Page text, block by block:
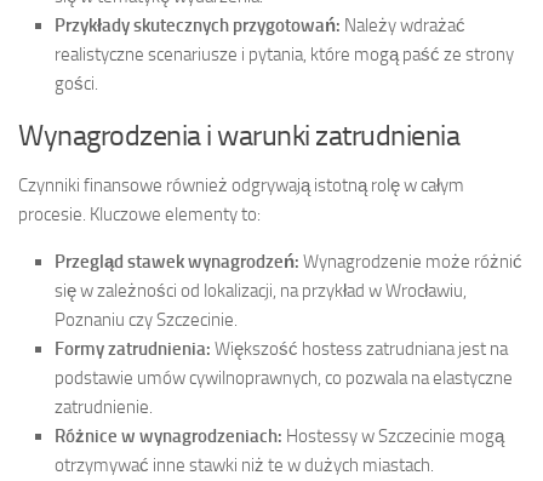
Przykłady skutecznych przygotowań: Należy wdrażać
realistyczne scenariusze i pytania, które mogą paść ze strony
gości.
Wynagrodzenia i warunki zatrudnienia
Czynniki finansowe również odgrywają istotną rolę w całym
procesie. Kluczowe elementy to:
Przegląd stawek wynagrodzeń: Wynagrodzenie może różnić
się w zależności od lokalizacji, na przykład w Wrocławiu,
Poznaniu czy Szczecinie.
Formy zatrudnienia: Większość hostess zatrudniana jest na
podstawie umów cywilnoprawnych, co pozwala na elastyczne
zatrudnienie.
Różnice w wynagrodzeniach: Hostessy w Szczecinie mogą
otrzymywać inne stawki niż te w dużych miastach.